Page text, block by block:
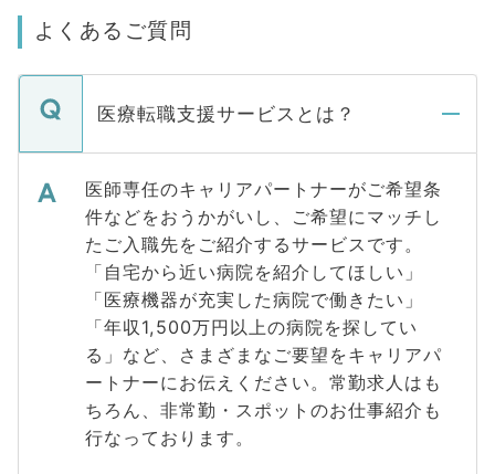
よくあるご質問
医療転職支援サービスとは？
医師専任のキャリアパートナーがご希望条
件などをおうかがいし、ご希望にマッチし
たご入職先をご紹介するサービスです。
「自宅から近い病院を紹介してほしい」
「医療機器が充実した病院で働きたい」
「年収1,500万円以上の病院を探してい
る」など、さまざまなご要望をキャリアパ
ートナーにお伝えください。常勤求人はも
ちろん、非常勤・スポットのお仕事紹介も
行なっております。